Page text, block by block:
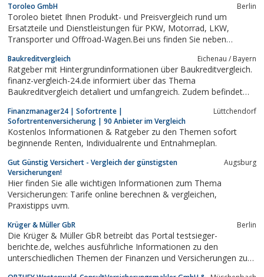
dem was Sie suchen und die Verkäufer machen Ihnen
Angebote.Einfacher geht es wirklich nicht....
Toroleo GmbH Berlin
Toroleo bietet Ihnen Produkt- und Preisvergleich rund um
Ersatzteile und Dienstleistungen für PKW, Motorrad, LKW,
Transporter und Offroad-Wagen.Bei uns finden Sie neben
Finanzierungen und Mietwagen.Sparen Sie kostbare Zeit und
überlassen Sie uns das aufspüren von...
Baukreditvergleich Eichenau / Bayern
Ratgeber mit Hintergrundinformationen über Baukreditvergleich.
finanz-vergleich-24.de informiert über das Thema
Baukreditvergleich detaliert und umfangreich. Zudem befindet
Verbraucher besitzen muss auf der Homepage. Ein Update der
Seite erfolgte im März 2013.
Finanzmanager24 | Sofortrente |
Sofortrentenversicherung | 90 Anbieter im Vergleich
Lüttchendorf
Kostenlos Informationen & Ratgeber zu den Themen sofort
beginnende Renten, Individualrente und Entnahmeplan.
Gut Günstig Versichert - Vergleich der günstigsten
Versicherungen!
Augsburg
Hier finden Sie alle wichtigen Informationen zum Thema
Versicherungen: Tarife online berechnen & vergleichen,
Praxistipps uvm.
Krüger & Müller GbR Berlin
Die Krüger & Müller GbR betreibt das Portal testsieger-
berichte.de, welches ausführliche Informationen zu den
unterschiedlichen Themen der Finanzen und Versicherungen zur